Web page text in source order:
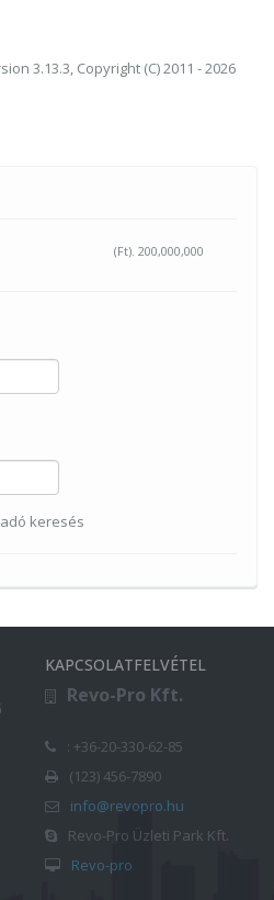
3.13.3, Copyright (C) 2011 - 2026
(Ft).200,000,000
keresés
KAPCSOLATFELVÉTEL
Revo-Pro Kft.
: +36-20-330-62-85
(123) 456-7890
info@revopro.hu
Revo-Pro Üzleti Park Kft.
Revo-pro